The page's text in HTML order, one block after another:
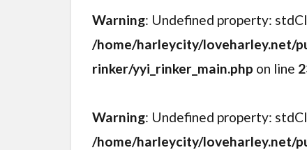
Warning: Undefined property:
/home/harleycity/loveharley.net/
rinker/yyi_rinker_main.php on line
Warning: Undefined property:
/home/harleycity/loveharley.net/